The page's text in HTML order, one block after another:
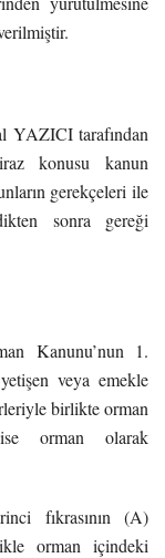
YAZICI tarafından
konusu kanun
gerekçeleri ile
sonra gereği
Kanunu’nun 1.
veya emekle
birlikte orman
orman olarak
fıkrasının (A)
orman içindeki